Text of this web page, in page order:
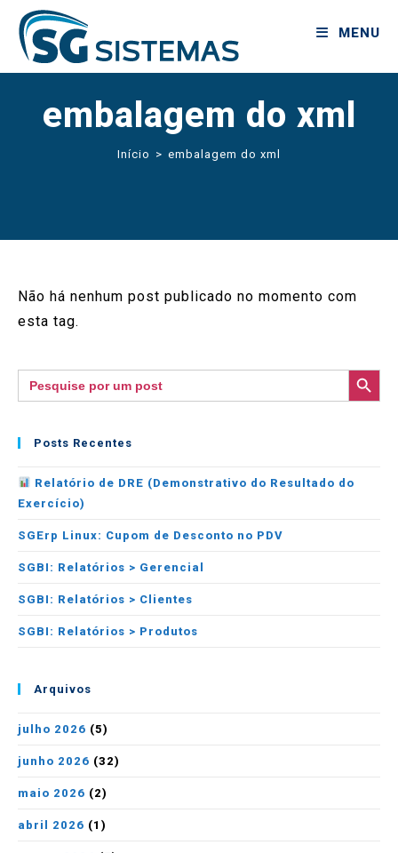
MENU
embalagem do xml
Início > embalagem do xml
Não há nenhum post publicado no momento com
esta tag.
Search
for:
SEARCH BUTTON
Posts Recentes
Relatório de DRE (Demonstrativo do Resultado do
Exercício)
SGErp Linux: Cupom de Desconto no PDV
SGBI: Relatórios > Gerencial
SGBI: Relatórios > Clientes
SGBI: Relatórios > Produtos
Arquivos
julho 2026 (5)
junho 2026 (32)
maio 2026 (2)
abril 2026 (1)